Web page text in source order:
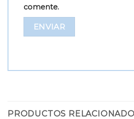
comente.
PRODUCTOS